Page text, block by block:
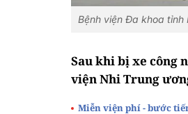
Bệnh viện Đa khoa tỉnh
Sau khi bị xe công
viện Nhi Trung
Miễn viện phí - bước